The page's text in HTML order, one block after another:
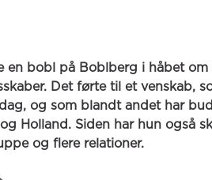
det fra sine skolekammerater,
venner uden for skolen. Han er
og har haft svært ved at møde
gennem Boblberg fundet flere
de fodbold, træner, går i
sammen, og Marco er blevet
nye mennesker.